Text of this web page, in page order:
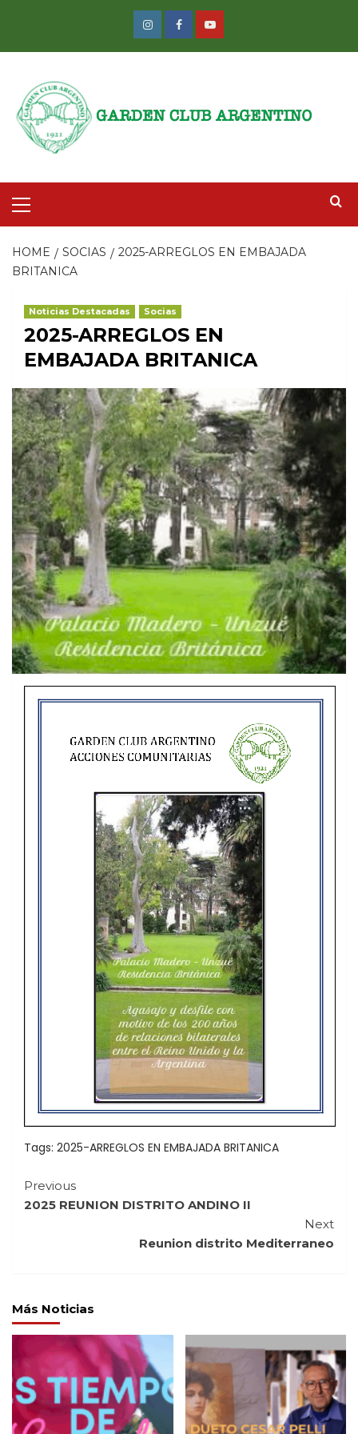
Instagram
FacebookYoutube
Menu
HOME SOCIAS
2025-ARREGLOS EN EMBAJADA
BRITANICA
Noticias Destacadas Socias
2025-ARREGLOS EN
EMBAJADA BRITANICA
Tags: 2025-ARREGLOS EN EMBAJADA BRITANICA
Continue
Previous
2025 REUNION DISTRITO ANDINO II
Next
Reunion distrito Mediterraneo
Más Noticias